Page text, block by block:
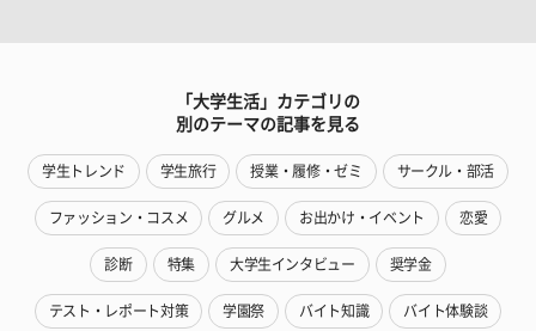
「大学生活」カテゴリの
別のテーマの記事を見る
学生トレンド 学生旅行 授業・履修・ゼミ サークル・部活
ファッション・コスメ グルメ お出かけ・イベント 恋愛
診断 特集 大学生インタビュー 奨学金
テスト・レポート対策 学園祭 バイト知識 バイト体験談